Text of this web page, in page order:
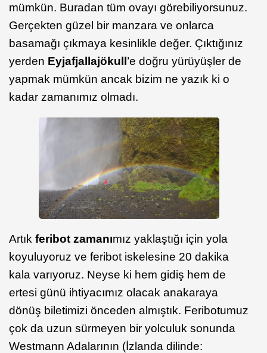
mümkün. Buradan tüm ovayı görebiliyorsunuz.
Gerçekten güzel bir manzara ve onlarca
basamağı çıkmaya kesinlikle değer. Çıktığınız
yerden Eyjafjallajökull’e doğru yürüyüşler de
yapmak mümkün ancak bizim ne yazık ki o
kadar zamanımız olmadı.
Artık feribot zamanımız yaklaştığı için yola
koyuluyoruz ve feribot iskelesine 20 dakika
kala varıyoruz. Neyse ki hem gidiş hem de
ertesi günü ihtiyacımız olacak anakaraya
dönüş biletimizi önceden almıştık. Feribotumuz
çok da uzun sürmeyen bir yolculuk sonunda
Westmann Adalarının (İzlanda dilinde: